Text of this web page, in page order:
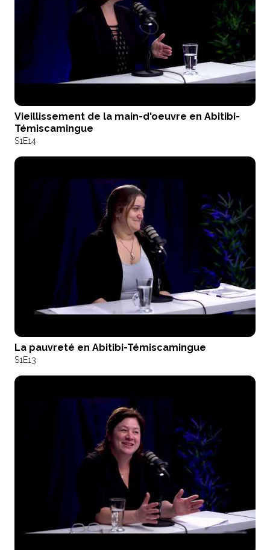
Vieillissement de la main-d'oeuvre en Abitibi-
Témiscamingue
S1E14
La pauvreté en Abitibi-Témiscamingue
S1E13